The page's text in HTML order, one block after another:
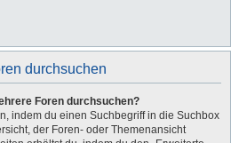
durchsuchen
Foren durchsuchen?
indem du einen Suchbegriff in die Suchbox
der Foren- oder Themenansicht